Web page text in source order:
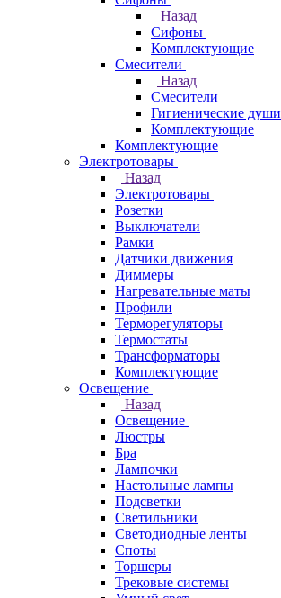
Назад
Сифоны
Комплектующие
Смесители
Назад
Смесители
Гигиенические души
Комплектующие
Комплектующие
Электротовары
Назад
Электротовары
Розетки
Выключатели
Рамки
Датчики движения
Диммеры
Нагревательные маты
Профили
Терморегуляторы
Термостаты
Трансформаторы
Комплектующие
Освещение
Назад
Освещение
Люстры
Бра
Лампочки
Настольные лампы
Подсветки
Светильники
Светодиодные ленты
Споты
Торшеры
Трековые системы